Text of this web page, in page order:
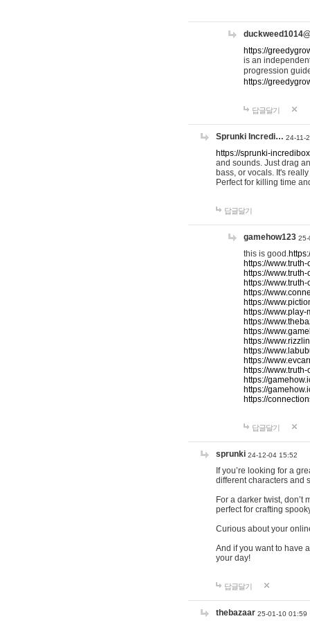
https://
is an
progression
https://
답글달기
Sprunki Incredi… 24-11-
https://sprunki-
and sounds. Just drag
bass, or vocals. It's
Perfect for killing time
답글달기
gamehow123 25-
this is good.
https://
https://
https://
https://
https://
https://
https://
https://
https://
https://
https://
https://
https://
https://
https://
답글달기
sprunki 24-12-04 15:52
If you’re looking for a
different characters and
For a darker twist, don’t
perfect for crafting
Curious about your
And if you want to have
your day!
답글달기
thebazaar 25-01-10 01:59